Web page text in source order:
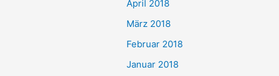
April 2018
März 2018
Februar 2018
Januar 2018